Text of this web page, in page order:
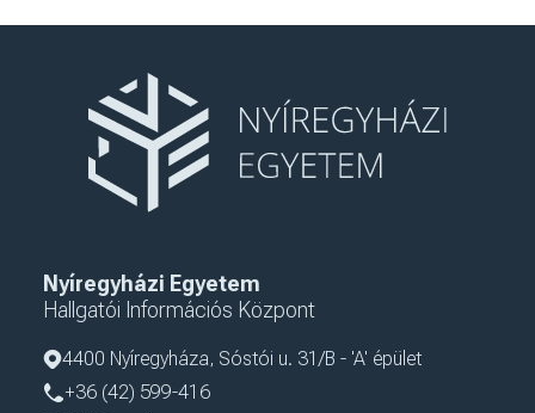
Nyíregyházi Egyetem
Hallgatói Információs Központ
4400 Nyíregyháza, Sóstói u. 31/B - 'A' épület
+36 (42) 599-416